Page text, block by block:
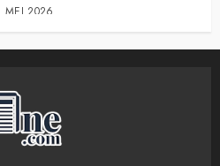
MEI 2026